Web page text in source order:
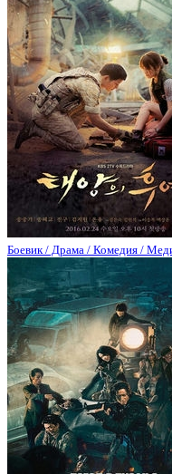
Боевик / Драма / Комедия /